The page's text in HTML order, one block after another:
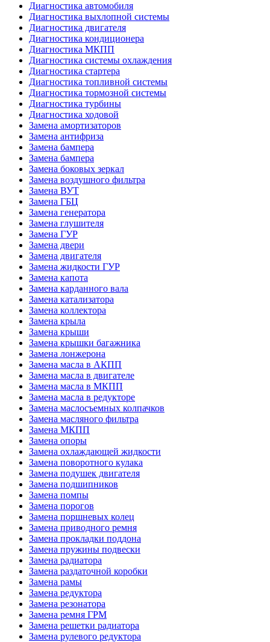
Диагностика автомобиля
Диагностика выхлопной системы
Диагностика двигателя
Диагностика кондиционера
Диагностика МКПП
Диагностика системы охлаждения
Диагностика стартера
Диагностика топливной системы
Диагностика тормозной системы
Диагностика турбины
Диагностика ходовой
Замена амортизаторов
Замена антифриза
Замена бампера
Замена бампера
Замена боковых зеркал
Замена воздушного фильтра
Замена ВУТ
Замена ГБЦ
Замена генератора
Замена глушителя
Замена ГУР
Замена двери
Замена двигателя
Замена жидкости ГУР
Замена капота
Замена карданного вала
Замена катализатора
Замена коллектора
Замена крыла
Замена крыши
Замена крышки багажника
Замена лонжерона
Замена масла в АКПП
Замена масла в двигателе
Замена масла в МКПП
Замена масла в редукторе
Замена маслосъемных колпачков
Замена масляного фильтра
Замена МКПП
Замена опоры
Замена охлаждающей жидкости
Замена поворотного кулака
Замена подушек двигателя
Замена подшипников
Замена помпы
Замена порогов
Замена поршневых колец
Замена приводного ремня
Замена прокладки поддона
Замена пружины подвески
Замена радиатора
Замена раздаточной коробки
Замена рамы
Замена редуктора
Замена резонатора
Замена ремня ГРМ
Замена решетки радиатора
Замена рулевого редуктора